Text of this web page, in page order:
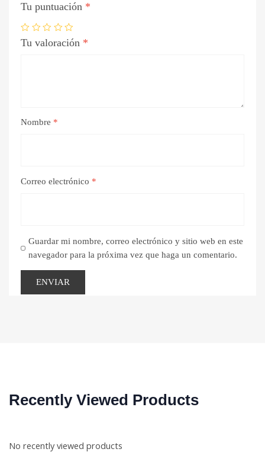
Tu puntuación *
Tu valoración *
Nombre *
Correo electrónico *
Guardar mi nombre, correo electrónico y sitio web en este
navegador para la próxima vez que haga un comentario.
Recently Viewed Products
No recently viewed products